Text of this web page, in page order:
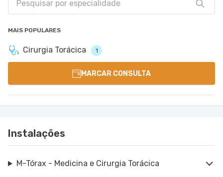
MAIS POPULARES
Cirurgia Torácica 1
MARCAR CONSULTA
Instalações
M-Tórax - Medicina e Cirurgia Torácica